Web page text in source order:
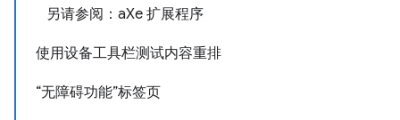
另请参阅：aXe 扩展程序
使用设备工具栏测试内容重排
“无障碍功能”标签页